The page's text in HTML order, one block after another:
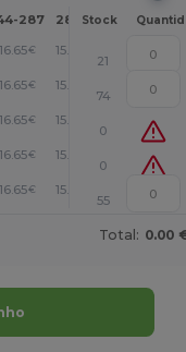
287 288 + Mais
Stock
16.65€ 15.95
21
16.65€ 15.95
74
16.65€ 15.95
0
16.65€ 15.95
0
16.65€ 15.95
55
Total: 0.00